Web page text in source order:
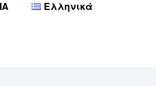
Ελληνικά